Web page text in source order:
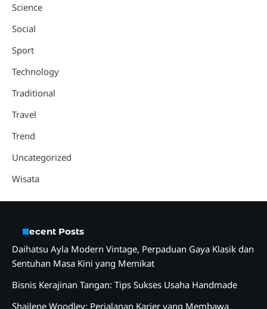
Science
Social
Sport
Technology
Traditional
Travel
Trend
Uncategorized
Wisata
Recent Posts
Daihatsu Ayla Modern Vintage, Perpaduan Gaya Klasik dan
Sentuhan Masa Kini yang Memikat
Bisnis Kerajinan Tangan: Tips Sukses Usaha Handmade
Shailene Woodley: Perjalanan Karier yang Membawa